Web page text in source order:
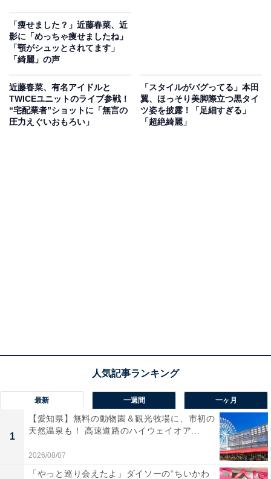
「痩せました？」近藤春菜、近
影に「めっちゃ痩せましたね」
「顎がシュッとされてます」
「綺麗」の声
近藤春菜、有名アイドルと
TWICEユニットのライブ参戦！
“宅配業者”ショットに「無言の
圧力えぐいおもろい」
「スタイルがバグってる」本田
翼、ほっそり美脚際立つ黒タイ
ツ姿を披露！「足細すぎる」
「超絶綺麗」
最新 一週間 一ヶ月
1
【愛知県】無料の動物園＆観光牧場に、市初の
天然温泉も！ 高速道路のハイウェイオア...
2026/08/07
「やっと巡り会えたよ」ダイソーの“ちいかわ